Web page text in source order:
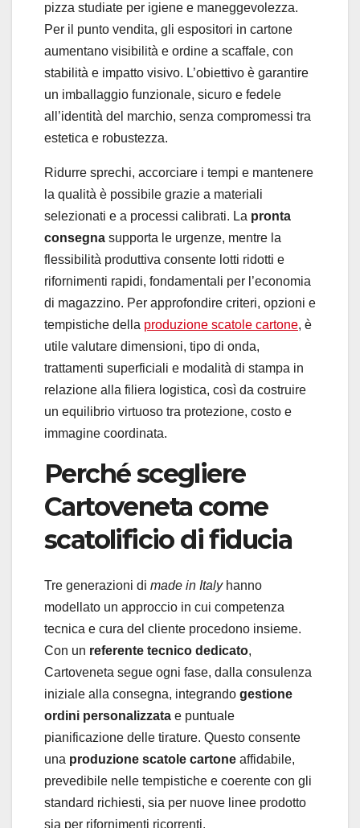
pizza studiate per igiene e maneggevolezza.
Per il punto vendita, gli espositori in cartone
aumentano visibilità e ordine a scaffale, con
stabilità e impatto visivo. L’obiettivo è garantire
un imballaggio funzionale, sicuro e fedele
all’identità del marchio, senza compromessi tra
estetica e robustezza.
Ridurre sprechi, accorciare i tempi e mantenere
la qualità è possibile grazie a materiali
selezionati e a processi calibrati. La pronta
consegna supporta le urgenze, mentre la
flessibilità produttiva consente lotti ridotti e
rifornimenti rapidi, fondamentali per l’economia
di magazzino. Per approfondire criteri, opzioni e
tempistiche della produzione scatole cartone, è
utile valutare dimensioni, tipo di onda,
trattamenti superficiali e modalità di stampa in
relazione alla filiera logistica, così da costruire
un equilibrio virtuoso tra protezione, costo e
immagine coordinata.
Perché scegliere
Cartoveneta come
scatolificio di fiducia
Tre generazioni di made in Italyhanno
modellato un approccio in cui competenza
tecnica e cura del cliente procedono insieme.
Con un referente tecnico dedicato,
Cartoveneta segue ogni fase, dalla consulenza
iniziale alla consegna, integrando gestione
ordini personalizzata e puntuale
pianificazione delle tirature. Questo consente
una produzione scatole cartone affidabile,
prevedibile nelle tempistiche e coerente con gli
standard richiesti, sia per nuove linee prodotto
sia per rifornimenti ricorrenti.